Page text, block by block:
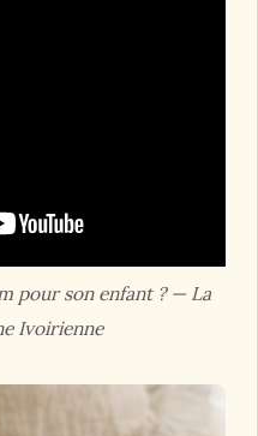
pour son enfant ? — La
Ivoirienne